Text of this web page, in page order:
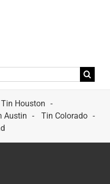
Tin Houston
Austin
Tin Colorado